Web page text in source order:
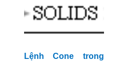
Lệnh Cone trong